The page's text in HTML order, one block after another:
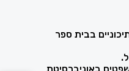
התיכוניים בבית ספר